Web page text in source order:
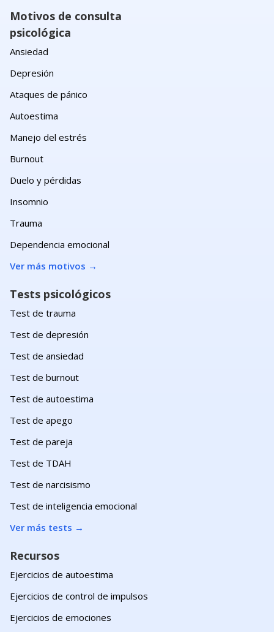
Motivos de consulta
psicológica
Ansiedad
Depresión
Ataques de pánico
Autoestima
Manejo del estrés
Burnout
Duelo y pérdidas
Insomnio
Trauma
Dependencia emocional
Ver más motivos →
Tests psicológicos
Test de trauma
Test de depresión
Test de ansiedad
Test de burnout
Test de autoestima
Test de apego
Test de pareja
Test de TDAH
Test de narcisismo
Test de inteligencia emocional
Ver más tests →
Recursos
Ejercicios de autoestima
Ejercicios de control de impulsos
Ejercicios de emociones